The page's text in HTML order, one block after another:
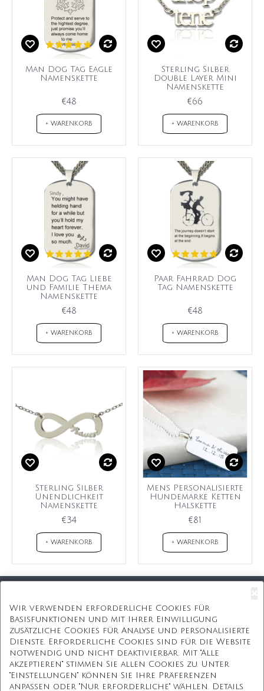
Man Dog Tag Eagle
Namenskette
€48
+ WARENKORB
Sterling Silber
Double Layer Mini
Namenskette
€66
+ WARENKORB
Man Dog Tag Liebe
und Familie Thema
Namenskette
€48
+ WARENKORB
Paar Fahrrad Dog
Tag Namenskette
€48
+ WARENKORB
Sterling Silber
Unendlichkeit
Namenskette
€34
+ WARENKORB
Mens Personalisierte
Hundemarke Ketten
Halskette
€81
+ WARENKORB
Kostenlose Geschenkbox
Kostenlose Gravur
Unbegrenzte Redesign
Wir verwenden erforderliche Cookies für
Basisfunktionen und mit Ihrer Einwilligung
zusätzliche Cookies für Analyse und personalisierte
Dienste. Erforderliche Cookies sind für die Website
notwendig und nicht deaktivierbar. Mit "Alle
akzeptieren" stimmen Sie allen Cookies zu. Unter
"Einstellungen" können Sie Ihre Präferenzen
anpassen oder "Nur erforderliche" wählen. Details